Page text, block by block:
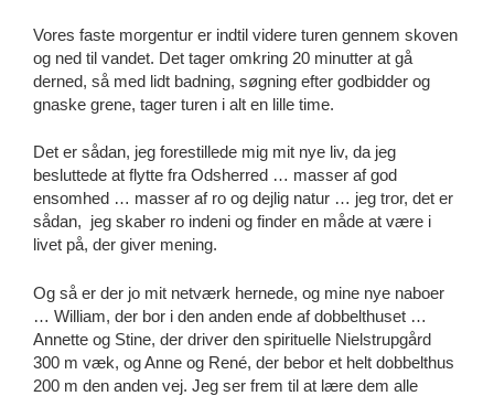
Vores faste morgentur er indtil videre turen gennem skoven
og ned til vandet. Det tager omkring 20 minutter at gå
derned, så med lidt badning, søgning efter godbidder og
gnaske grene, tager turen i alt en lille time.
Det er sådan, jeg forestillede mig mit nye liv, da jeg
besluttede at flytte fra Odsherred … masser af god
ensomhed … masser af ro og dejlig natur … jeg tror, det er
sådan, jeg skaber ro indeni og finder en måde at være i
livet på, der giver mening.
Og så er der jo mit netværk hernede, og mine nye naboer
… William, der bor i den anden ende af dobbelthuset …
Annette og Stine, der driver den spirituelle Nielstrupgård
300 m væk, og Anne og René, der bebor et helt dobbelthus
200 m den anden vej. Jeg ser frem til at lære dem alle